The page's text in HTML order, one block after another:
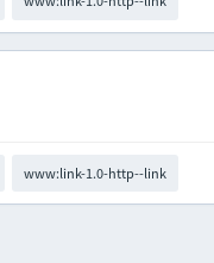
www:link-1.0-http--link